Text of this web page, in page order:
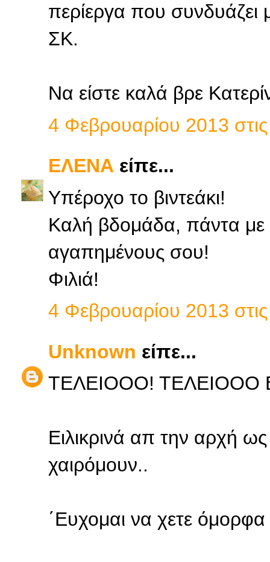
περίεργα που συνδυάζει
ΣΚ.
Να είστε καλά βρε
4 Φεβρουαρίου 2013
ΕΛΕΝΑ είπε...
Yπέροχο το βιντεάκι!
Καλή βδομάδα, πάντα με
αγαπημένους σου!
Φιλιά!
4 Φεβρουαρίου 2013
Unknown είπε...
ΤΕΛΕΙΟΟΟ! ΤΕΛΕΙΟΟΟ
Ειλικρινά απ την αρχή
χαιρόμουν..
΄Ευχομαι να χετε